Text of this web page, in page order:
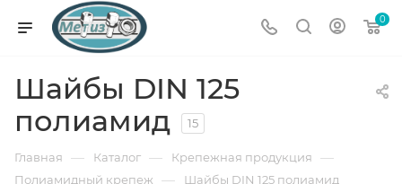
0
Шайбы DIN 125
полиамид
15
Главная — Каталог — Крепежная продукция —
Полиамидный крепеж — Шайбы DIN 125 полиамид